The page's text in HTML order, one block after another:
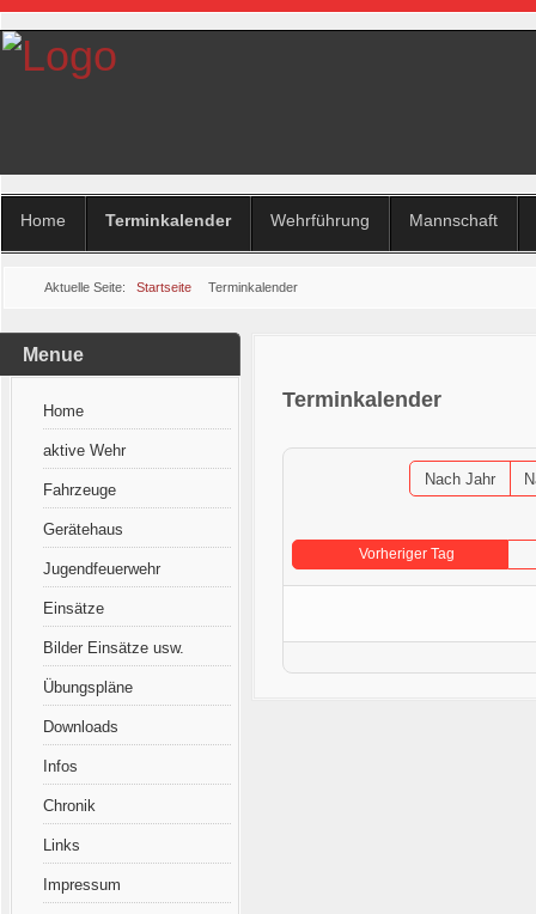
Home Terminkalender Wehrführung Mannschaft
Aktuelle Seite: Startseite Terminkalender
Menue
Home
aktive Wehr
Fahrzeuge
Gerätehaus
Jugendfeuerwehr
Einsätze
Bilder Einsätze usw.
Übungspläne
Downloads
Infos
Chronik
Links
Impressum
Terminkalender
Nach Jahr
Vorheriger Tag